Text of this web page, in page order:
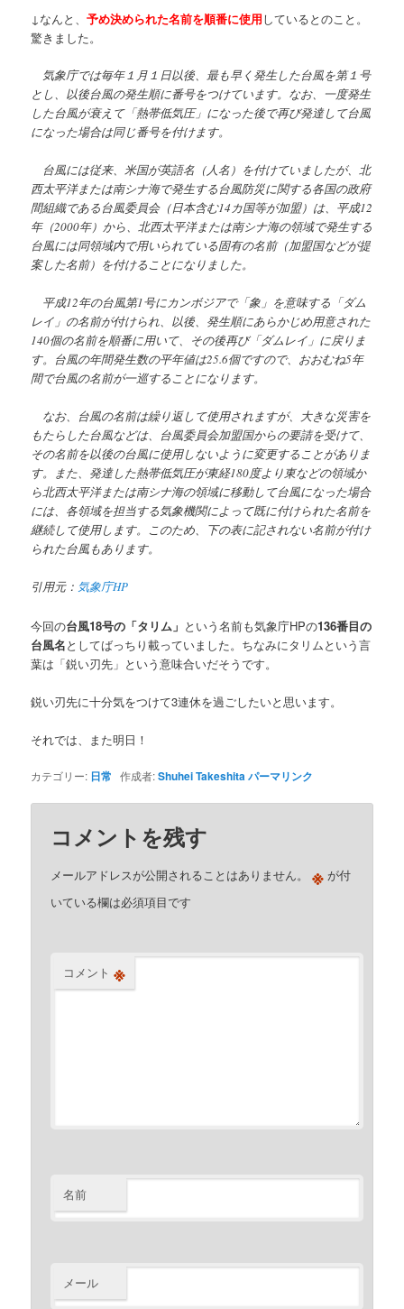
↓なんと、予め決められた名前を順番に使用しているとのこと。
驚きました。
気象庁では毎年１月１日以後、最も早く発生した台風を第１号
とし、以後台風の発生順に番号をつけています。なお、一度発生
した台風が衰えて「熱帯低気圧」になった後で再び発達して台風
になった場合は同じ番号を付けます。
台風には従来、米国が英語名（人名）を付けていましたが、北
西太平洋または南シナ海で発生する台風防災に関する各国の政府
間組織である台風委員会（日本含む14カ国等が加盟）は、平成12
年（2000年）から、北西太平洋または南シナ海の領域で発生する
台風には同領域内で用いられている固有の名前（加盟国などが提
案した名前）を付けることになりました。
平成12年の台風第1号にカンボジアで「象」を意味する「ダム
レイ」の名前が付けられ、以後、発生順にあらかじめ用意された
140個の名前を順番に用いて、その後再び「ダムレイ」に戻りま
す。台風の年間発生数の平年値は25.6個ですので、おおむね5年
間で台風の名前が一巡することになります。
なお、台風の名前は繰り返して使用されますが、大きな災害を
もたらした台風などは、台風委員会加盟国からの要請を受けて、
その名前を以後の台風に使用しないように変更することがありま
す。また、発達した熱帯低気圧が東経180度より東などの領域か
ら北西太平洋または南シナ海の領域に移動して台風になった場合
には、各領域を担当する気象機関によって既に付けられた名前を
継続して使用します。このため、下の表に記されない名前が付け
られた台風もあります。
引用元： 気象庁HP
今回の台風18号の「タリム」 という名前も気象庁HPの136番目の
台風名としてばっちり載っていました。ちなみにタリムという言
葉は「鋭い刃先」という意味合いだそうです。
鋭い刃先に十分気をつけて3連休を過ごしたいと思います。
それでは、また明日！
カテゴリー: 日常 作成者:Shuhei Takeshitaパーマリンク
コメントを残す
メールアドレスが公開されることはありません。 ※ が付
いている欄は必須項目です
コメント ※
名前
メール